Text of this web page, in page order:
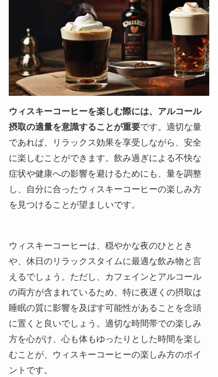
ウィスキーコーヒーを楽しむ際には、アルコール
摂取の適量を意識することが重要です。適切な量
であれば、リラックス効果を享受しながら、安全
に楽しむことができます。飲み過ぎによる不快な
症状や健康への影響を避けるためにも、量を調整
し、自分に合ったウィスキーコーヒーの楽しみ方
を見つけることが望ましいです。
ウィスキーコーヒーは、穏やかな夜のひととき
や、休日のリラックスタイムに最適な飲み物と言
えるでしょう。ただし、カフェインとアルコール
の両方が含まれているため、特に夜遅くの摂取は
睡眠の質に影響を及ぼす可能性があることを念頭
に置くと良いでしょう。適切な時間帯での楽しみ
方を心がけ、心も体もゆったりとした時間を楽し
むことが、ウィスキーコーヒーの楽しみ方のポイ
ントです。